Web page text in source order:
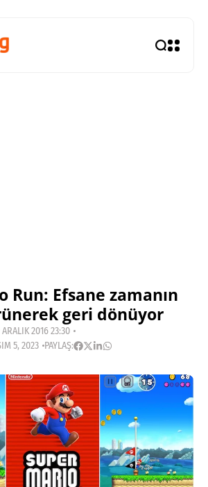
Run: Efsane zamanın
geri dönüyor
ARALIK 2016 23:30
5, 2023 PAYLAŞ: